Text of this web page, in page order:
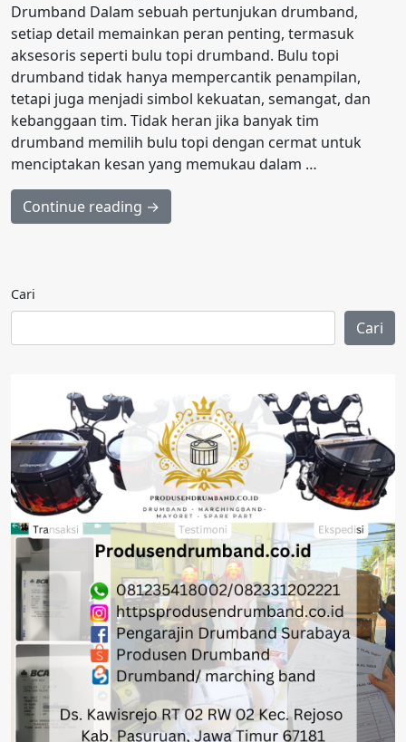
Drumband Dalam sebuah pertunjukan drumband,
setiap detail memainkan peran penting, termasuk
aksesoris seperti bulu topi drumband. Bulu topi
drumband tidak hanya mempercantik penampilan,
tetapi juga menjadi simbol kekuatan, semangat, dan
kebanggaan tim. Tidak heran jika banyak tim
drumband memilih bulu topi dengan cermat untuk
menciptakan kesan yang memukau dalam …
Continue reading →
Cari
Cari